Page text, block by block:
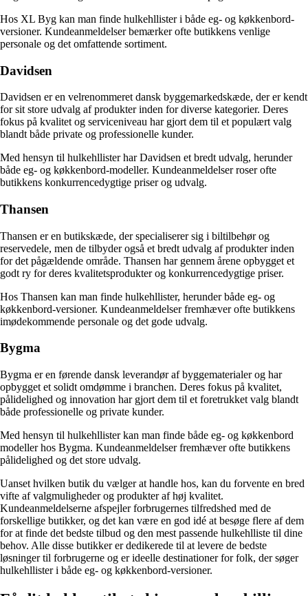
Hos XL Byg kan man finde hulkehllister i både eg- og køkkenbord-
versioner. Kundeanmeldelser bemærker ofte butikkens venlige
personale og det omfattende sortiment.
Davidsen
Davidsen er en velrenommeret dansk byggemarkedskæde, der er kendt
for sit store udvalg af produkter inden for diverse kategorier. Deres
fokus på kvalitet og serviceniveau har gjort dem til et populært valg
blandt både private og professionelle kunder.
Med hensyn til hulkehllister har Davidsen et bredt udvalg, herunder
både eg- og køkkenbord-modeller. Kundeanmeldelser roser ofte
butikkens konkurrencedygtige priser og udvalg.
Thansen
Thansen er en butikskæde, der specialiserer sig i biltilbehør og
reservedele, men de tilbyder også et bredt udvalg af produkter inden
for det pågældende område. Thansen har gennem årene opbygget et
godt ry for deres kvalitetsprodukter og konkurrencedygtige priser.
Hos Thansen kan man finde hulkehllister, herunder både eg- og
køkkenbord-versioner. Kundeanmeldelser fremhæver ofte butikkens
imødekommende personale og det gode udvalg.
Bygma
Bygma er en førende dansk leverandør af byggematerialer og har
opbygget et solidt omdømme i branchen. Deres fokus på kvalitet,
pålidelighed og innovation har gjort dem til et foretrukket valg blandt
både professionelle og private kunder.
Med hensyn til hulkehllister kan man finde både eg- og køkkenbord
modeller hos Bygma. Kundeanmeldelser fremhæver ofte butikkens
pålidelighed og det store udvalg.
Uanset hvilken butik du vælger at handle hos, kan du forvente en bred
vifte af valgmuligheder og produkter af høj kvalitet.
Kundeanmeldelserne afspejler forbrugernes tilfredshed med de
forskellige butikker, og det kan være en god idé at besøge flere af dem
for at finde det bedste tilbud og den mest passende hulkehlliste til dine
behov. Alle disse butikker er dedikerede til at levere de bedste
løsninger til forbrugerne og er ideelle destinationer for folk, der søger
hulkehllister i både eg- og køkkenbord-versioner.